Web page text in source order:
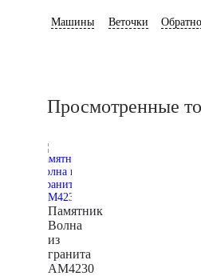
Машины Веточки
Просмотренные
Памятник
Волна
из
гранита
AM4230